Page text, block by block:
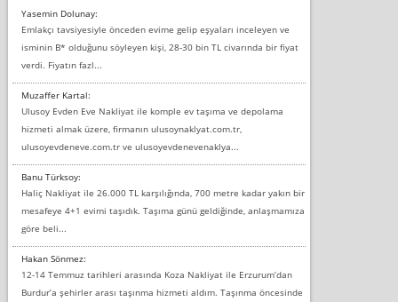
Yasemin Dolunay:
Emlakçı tavsiyesiyle önceden evime gelip eşyaları inceleyen ve
isminin B* olduğunu söyleyen kişi, 28-30 bin TL civarında bir fiyat
verdi. Fiyatın fazl...
Muzaffer Kartal:
Ulusoy Evden Eve Nakliyat ile komple ev taşıma ve depolama
hizmeti almak üzere, firmanın ulusoynaklyat.com.tr,
ulusoyevdeneve.com.tr ve ulusoyevdenevenaklya...
Banu Türksoy:
Haliç Nakliyat ile 26.000 TL karşılığında, 700 metre kadar yakın bir
mesafeye 4+1 evimi taşıdık. Taşıma günü geldiğinde, anlaşmamıza
göre beli...
Hakan Sönmez:
12-14 Temmuz tarihleri arasında Koza Nakliyat ile Erzurum’dan
Burdur’a şehirler arası taşınma hizmeti aldım. Taşınma öncesinde